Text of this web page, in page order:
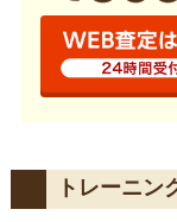
トレーニン